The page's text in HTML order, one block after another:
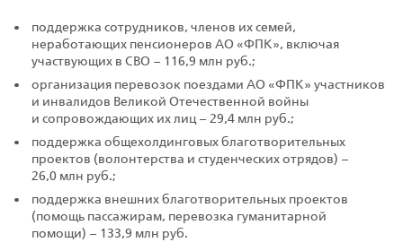
поддержка сотрудников, членов их семей,
неработающих пенсионеров АО «ФПК», включая
участвующих в СВО – 116,9 млн руб.;
организация перевозок поездами АО «ФПК» участников
и инвалидов Великой Отечественной войны
и сопровождающих их лиц – 29,4 млн руб.;
поддержка общехолдинговых благотворительных
проектов (волонтерства и студенческих отрядов) –
26,0 млн руб.;
поддержка внешних благотворительных проектов
(помощь пассажирам, перевозка гуманитарной
помощи) – 133,9 млн руб.